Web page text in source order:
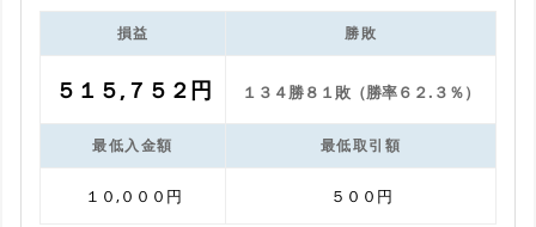
損益 勝敗
５１５,７５２円 １３４勝８１敗（勝率６２.３％）
最低入金額 最低取引額
１０,０００円 ５００円